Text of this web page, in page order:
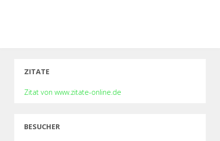
ZITATE
Zitat von www.zitate-online.de
BESUCHER